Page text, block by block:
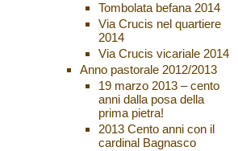
Tombolata befana 2014
Via Crucis nel quartiere
2014
Via Crucis vicariale 2014
Anno pastorale 2012/2013
19 marzo 2013 – cento
anni dalla posa della
prima pietra!
2013 Cento anni con il
cardinal Bagnasco